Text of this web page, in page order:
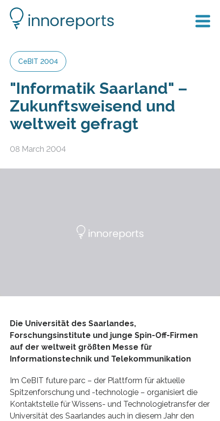
CeBIT 2004
"Informatik Saarland" –
Zukunftsweisend und
weltweit gefragt
08 March 2004
Die Universität des Saarlandes,
Forschungsinstitute und junge Spin-Off-Firmen
auf der weltweit größten Messe für
Informationstechnik und Telekommunikation
Im CeBIT future parc – der Plattform für aktuelle
Spitzenforschung und -technologie – organisiert die
Kontaktstelle für Wissens- und Technologietransfer der
Universität des Saarlandes auch in diesem Jahr den